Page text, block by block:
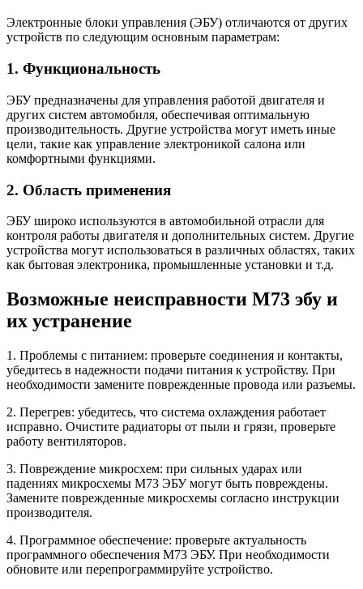
Электронные блоки управления (ЭБУ) отличаются от других
устройств по следующим основным параметрам:
1. Функциональность
ЭБУ предназначены для управления работой двигателя и
других систем автомобиля, обеспечивая оптимальную
производительность. Другие устройства могут иметь иные
цели, такие как управление электроникой салона или
комфортными функциями.
2. Область применения
ЭБУ широко используются в автомобильной отрасли для
контроля работы двигателя и дополнительных систем. Другие
устройства могут использоваться в различных областях, таких
как бытовая электроника, промышленные установки и т.д.
Возможные неисправности М73 эбу и
их устранение
1. Проблемы с питанием: проверьте соединения и контакты,
убедитесь в надежности подачи питания к устройству. При
необходимости замените поврежденные провода или разъемы.
2. Перегрев: убедитесь, что система охлаждения работает
исправно. Очистите радиаторы от пыли и грязи, проверьте
работу вентиляторов.
3. Повреждение микросхем: при сильных ударах или
падениях микросхемы М73 ЭБУ могут быть повреждены.
Замените поврежденные микросхемы согласно инструкции
производителя.
4. Программное обеспечение: проверьте актуальность
программного обеспечения М73 ЭБУ. При необходимости
обновите или перепрограммируйте устройство.